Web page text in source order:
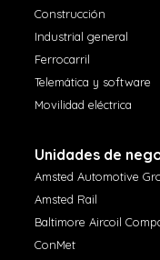
Construcción
Industrial general
Ferrocarril
Telemática y software
Movilidad eléctrica
Unidades de
Amsted Automotive
Amsted Rail
Baltimore Aircoil
ConMet